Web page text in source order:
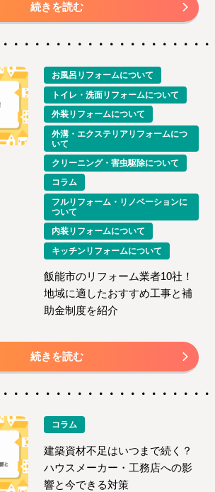
続きを読む
お風呂リフォームについて
トイレ・洗面リフォームについて
外装リフォームについて
外溝・エクステリアリフォームにつ
いて
クリーニング・害虫駆除について
コラム
フルリフォーム・リノベーションに
ついて
内装リフォームについて
キッチンリフォームについて
飯能市のリフォーム業者10社！
地域に適したおすすめ工事と補
助金制度を紹介
続きを読む
コラム
建築資材不足はいつまで続く？
ハウスメーカー・工務店への影
響と今できる対策